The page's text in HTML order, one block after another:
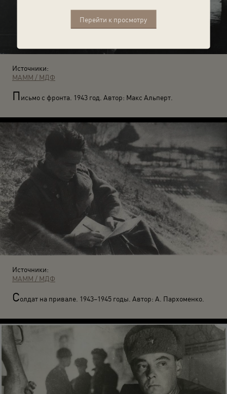
Перейти к просмотру
Источники:
МАММ / МДФ
Письмо с фронта. 1943 год. Автор: Макс Альперт.
Источники:
МАММ / МДФ
Солдат на привале. 1943–1945 годы. Автор: А. Пархоменко.